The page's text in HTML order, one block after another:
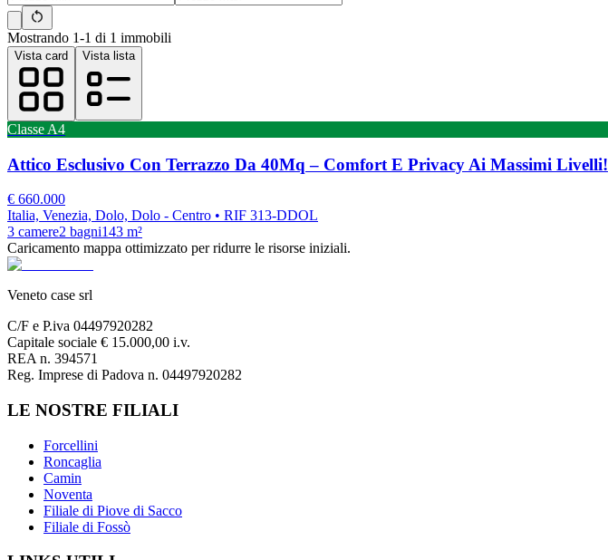
Mostrando 1-1 di 1 immobili
Vista card Vista lista
Classe A4
Attico Esclusivo Con Terrazzo Da 40Mq – Comfort E Privacy Ai Massimi Livelli!
€ 660.000
Italia, Venezia, Dolo, Dolo - Centro • RIF 313-DDOL
3 camere2 bagni143 m²
Caricamento mappa ottimizzato per ridurre le risorse iniziali.
Veneto case srl
C/F e P.iva 04497920282
Capitale sociale € 15.000,00 i.v.
REA n. 394571
Reg. Imprese di Padova n. 04497920282
LE NOSTRE FILIALI
Forcellini
Roncaglia
Camin
Noventa
Filiale di Piove di Sacco
Filiale di Fossò